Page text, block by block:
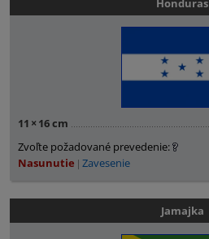
11 × 16 cm
Zvoľte požadované prevedenie:
Nasunutie Zavesenie
Jamajka